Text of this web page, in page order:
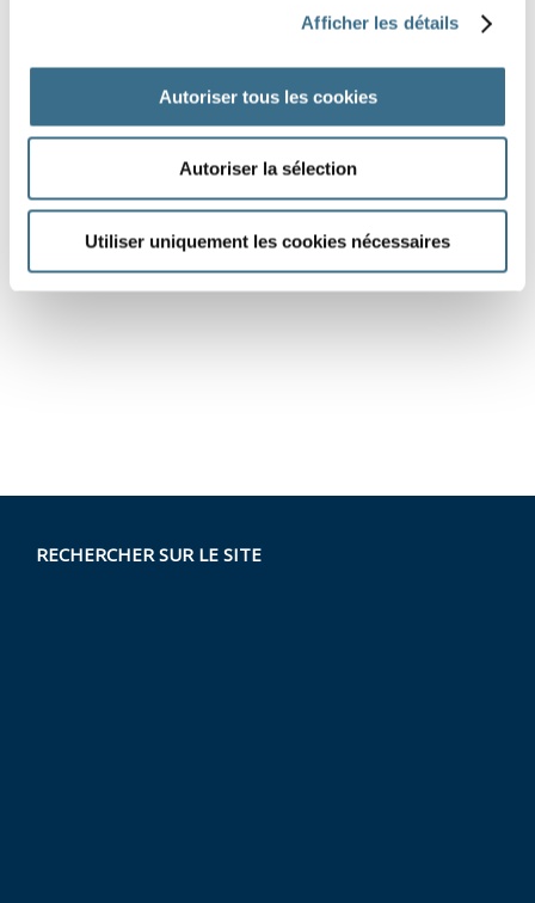
Afficher les détails
Autoriser tous les cookies
Autoriser la sélection
Utiliser uniquement les cookies nécessaires
RECHERCHER SUR LE SITE